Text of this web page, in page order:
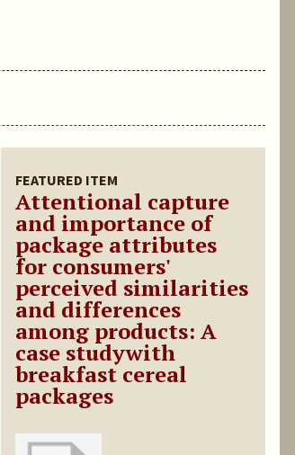
FEATURED ITEM
Attentional capture
and importance of
package attributes
for consumers'
perceived similarities
and differences
among products: A
case studywith
breakfast cereal
packages